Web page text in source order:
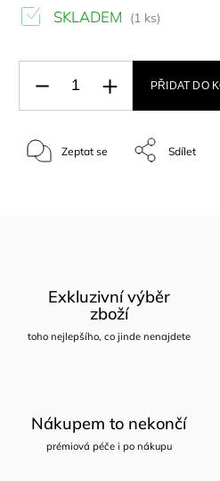
SKLADEM (1 ks)
PŘIDAT DO
Zeptat se Sdílet
Exkluzivní výběr
zboží
toho nejlepšího, co jinde nenajdete
Nákupem to nekončí
prémiová péče i po nákupu